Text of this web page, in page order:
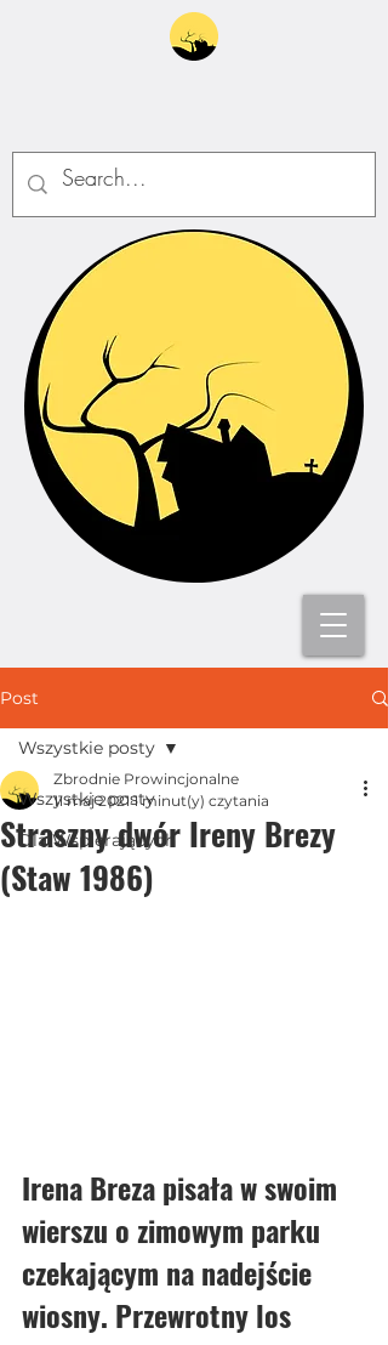
Post
Wszystkie posty
Dla Wspierających
Wszystkie posty
Straszny dwór Ireny Brezy
(Staw 1986)
Zbrodnie Prowincjonalne
11 maj 2021 1 minut(y) czytania
Irena Breza pisała w swoim
wierszu o zimowym parku
czekającym na nadejście
wiosny. Przewrotny los